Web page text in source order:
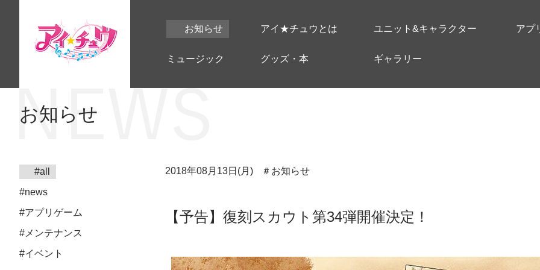
お知らせ アイ★チュウとは ユニット&キャラクター アプ
ミュージック グッズ・本 ギャラリー
お知らせ
#all
#news
#アプリゲーム
#メンテナンス
#イベント
2018年08月13日(月) ＃お知らせ
【予告】復刻スカウト第34弾開催決定！